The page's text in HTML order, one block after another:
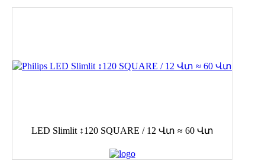
LED Slimlit ↕120 SQUARE / 12 Վտ ≈ 60 Վտ